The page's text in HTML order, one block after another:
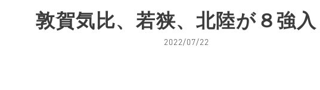
敦賀気比、若狭、北陸が８強
2022/07/22